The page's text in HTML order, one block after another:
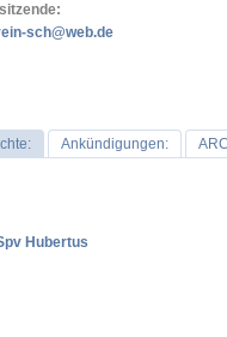
sch@web.de
Ankündigungen:
Hubertus